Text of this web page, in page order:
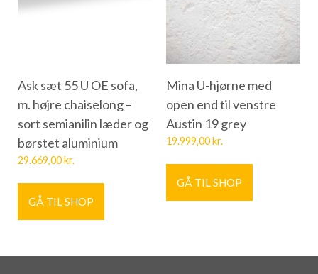
Ask sæt 55 U OE sofa,
m. højre chaiselong –
sort semianilin læder og
børstet aluminium
29.669,00kr.
GÅ TIL SHOP
Mina U-hjørne med
open end til venstre
Austin 19 grey
19.999,00kr.
GÅ TIL SHOP